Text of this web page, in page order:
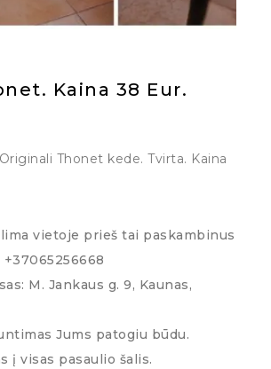
Kaina 38 Eur.
Thonet kede. Tvirta. Kaina
vietoje prieš tai paskambinus
M. Jankaus g. 9, Kaunas,
Jums patogiu būdu.
į visas pasaulio šalis.